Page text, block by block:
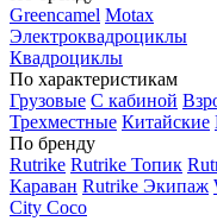
Greencamel Motax
Электроквадроциклы
Квадроциклы
По характеристикам
Грузовые С кабиной
Трехместные Китайские
По бренду
Rutrike Rutrike Топик
Караван Rutrike Экипаж
City Coco